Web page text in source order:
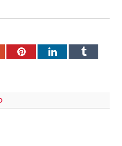
PinterestLinkedInTumblr